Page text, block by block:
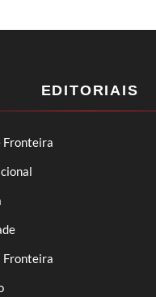
EDITORIAIS
Fronteira
Fronteira